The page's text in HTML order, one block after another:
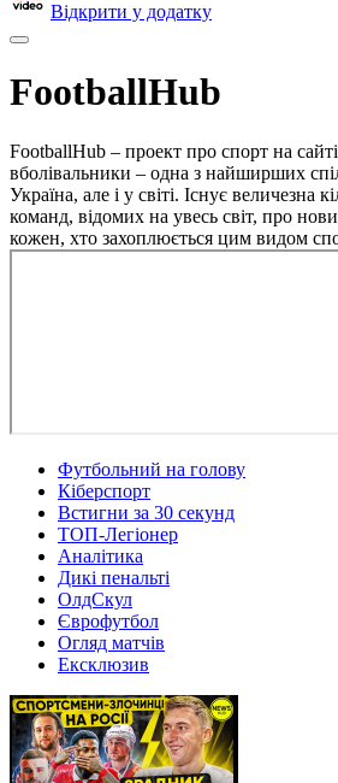
Відкрити у додатку
FootballHub
FootballHub – проект про спорт на
вболівальники – одна з найширших
Україна, але і у світі. Існує величезна
команд, відомих на увесь світ, про
кожен, хто захоплюється цим видом
Футбольний на голову
Кіберспорт
Встигни за 30 секунд
ТОП-Легіонер
Аналітика
Дикі пенальті
ОлдСкул
Єврофутбол
Огляд матчів
Ексклюзив